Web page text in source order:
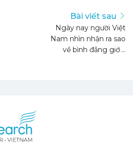
Bài viết sau
Ngày nay người Việt
Nam nhìn nhận ra sao
về bình đẳng giới?